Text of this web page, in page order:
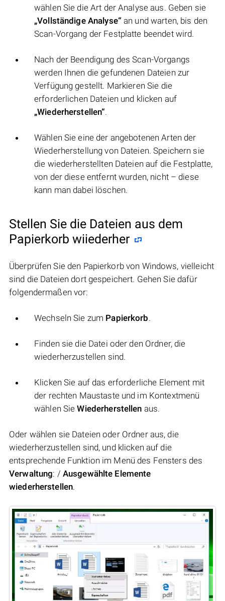
wählen Sie die Art der Analyse aus. Geben sie
„Vollständige Analyse“ an und warten, bis den
Scan-Vorgang der Festplatte beendet wird.
Nach der Beendigung des Scan-Vorgangs
werden Ihnen die gefundenen Dateien zur
Verfügung gestellt. Markieren Sie die
erforderlichen Dateien und klicken auf
„Wiederherstellen“.
Wählen Sie eine der angebotenen Arten der
Wiederherstellung von Dateien. Speichern sie
die wiederherstellten Dateien auf die Festplatte,
von der diese entfernt wurden, nicht – diese
kann man dabei löschen.
Stellen Sie die Dateien aus dem
Papierkorb wiiederher
Überprüfen Sie den Papierkorb von Windows, vielleicht
sind die Dateien dort gespeichert. Gehen Sie dafür
folgendermaßen vor:
Wechseln Sie zum Papierkorb.
Finden sie die Datei oder den Ordner, die
wiederherzustellen sind.
Klicken Sie auf das erforderliche Element mit
der rechten Maustaste und im Kontextmenü
wählen SieWiederherstellen aus.
Oder wählen sie Dateien oder Ordner aus, die
wiederherzustellen sind, und klicken auf die
entsprechende Funktion im Menü des Fensters des
Verwaltung: / Ausgewählte Elemente
wiederherstellen.